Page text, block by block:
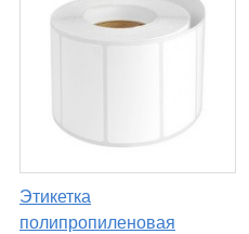
Этикетка
полипропиленовая